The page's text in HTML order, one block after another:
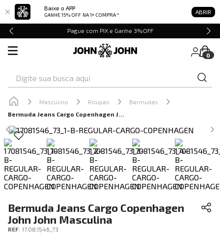
Baixe o APP
GANHE 15% OFF NA 1ª COMPRA * ABRIR
Pague com PIX e Ganhe 3%OFF
0
Masculino Roupas
Bermudas
Bermuda Jeans Cargo Copenhagen John John Masculina
Bermuda Jeans Cargo Copenhagen
John John Masculina
REF: 17.08.1546_73